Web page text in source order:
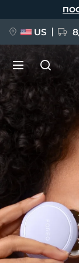
US
НОВИНКА
FAQ™ Pure
BREAKING
issa™
Язык
Français
Polski
Türkçe